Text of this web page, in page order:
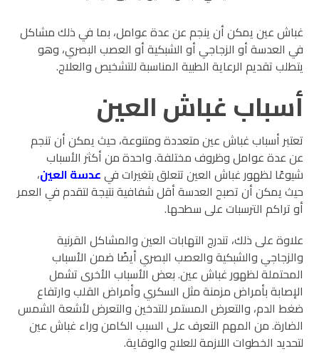
غباش عين يمكن أن ينجم عن عدة عوامل، بما في ذلك مشاكل
في العدسة أو الزجاجي أو الشبكية أو العصب البصري، وهو
يتطلب تقديم الرعاية الطبية المناسبة للتشخيص والعلاج.
أسباب غباش العين
تعتبر أسباب غباش عين متعددة ومتنوعة، حيث يمكن أن تنجم
عن عدة عوامل وظروف مختلفة. واحدة من أكثر الأسباب
شيوعًا لظهور غباش العين تتعلق بتغيرات فيعدسة العين،
حيث يمكن أن تصبح العدسة أقل شفافية نتيجة لتقدم في العمر
أو تراكم الترسبات على سطحها.
علاوة على ذلك، تندرج التهابات العين والمشاكل القرنية
والزجاجي والشبكية والعصب البصري أيضًا ضمن الأسباب
المحتملة لظهور غباش عين. بعض الأسباب الأخرى تشمل
الإصابة بأمراض مزمنة مثل السكري وأمراض القلب وارتفاع
ضغط الدم، والتعرض المستمر للتدخين والتعرض لأشعة الشمس
الضارة. من المهم التعرف على السبب الكامن وراء غباش عين
لتحديد الخطوات اللازمة للعلاج والوقاية.